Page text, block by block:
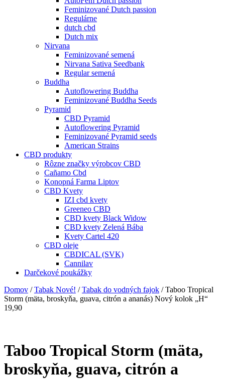
Feminizované Dutch passion
Regulárne
dutch cbd
Dutch mix
Nirvana
Feminizované semená
Nirvana Sativa Seedbank
Regular semená
Buddha
Autoflowering Buddha
Feminizované Buddha Seeds
Pyramid
CBD Pyramid
Autoflowering Pyramid
Feminizované Pyramid seeds
American Strains
CBD produkty
Rôzne značky výrobcov CBD
Cañamo Cbd
Konopná Farma Liptov
CBD Kvety
IZI cbd kvety
Greeneo CBD
CBD kvety Black Widow
CBD kvety Zelená Bába
Kvety Cartel 420
CBD oleje
CBDICAL (SVK)
Cannilav
Darčekové poukážky
Domov /Tabak Nové! /Tabak do vodných fajok / Taboo Tropical
Storm (mäta, broskyňa, guava, citrón a ananás) Nový kolok „H“
19,90
Taboo Tropical Storm (mäta,
broskyňa, guava, citrón a